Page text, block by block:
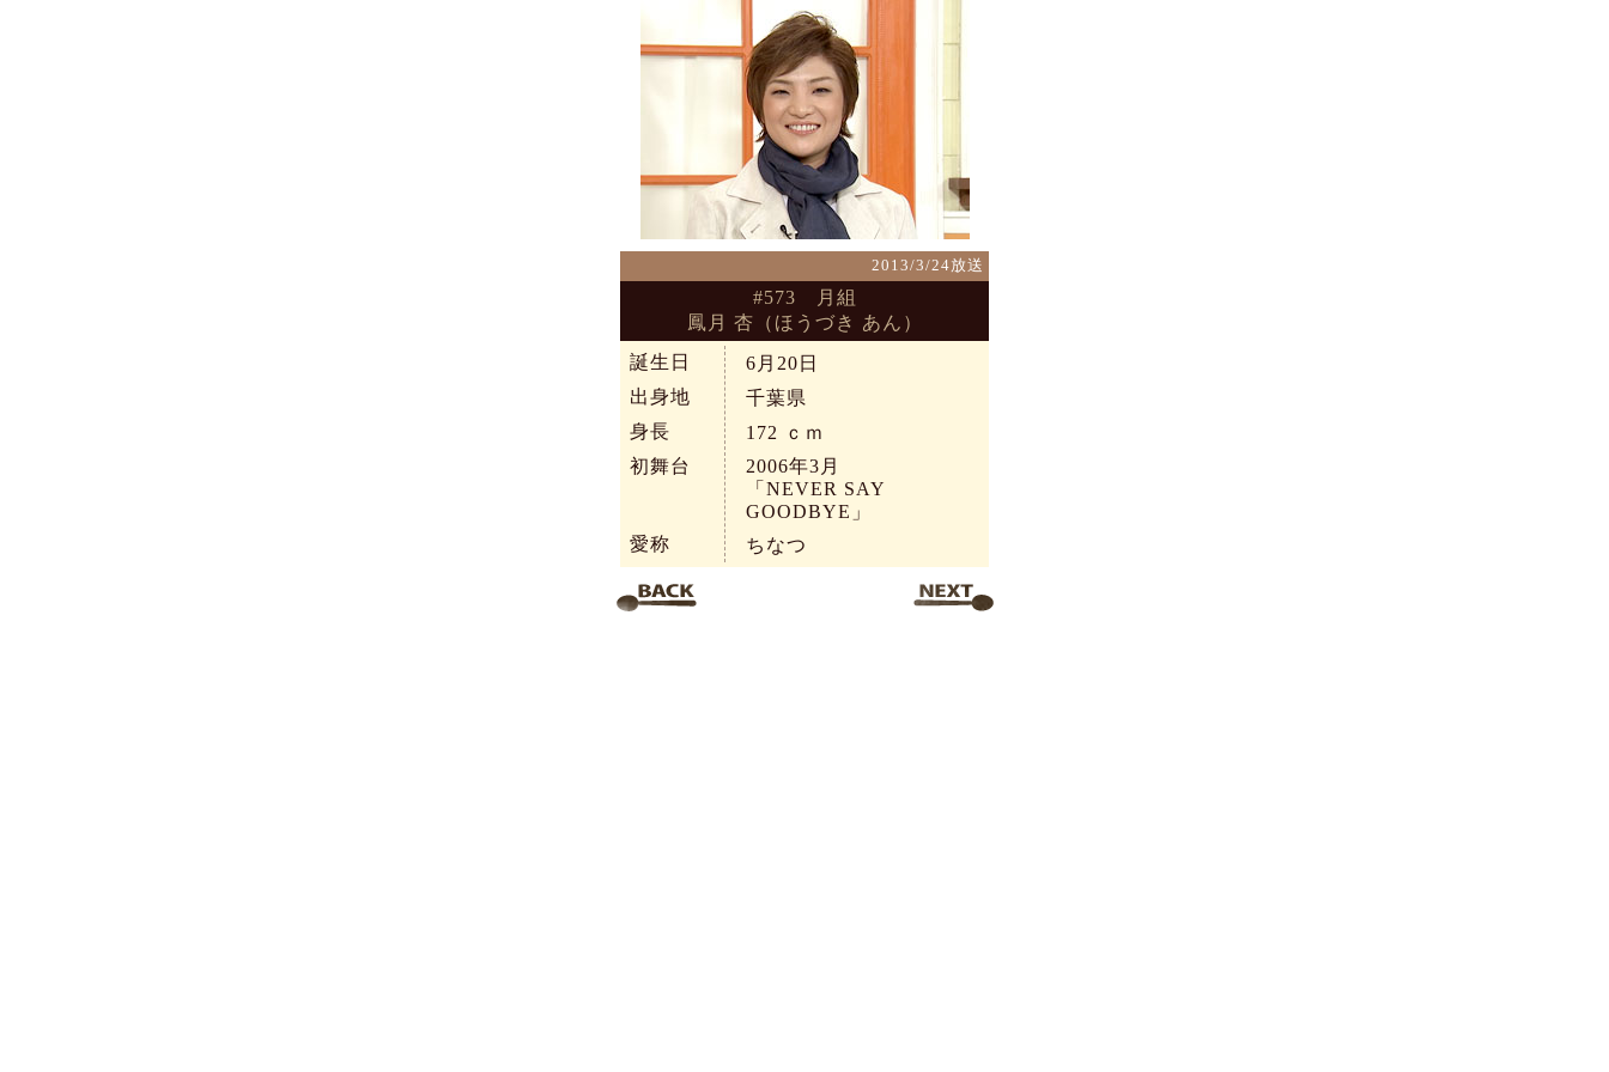
2013/3/24放送
#573 月組
鳳月 杏（ほうづき あん）
誕生日
6月20日
出身地
千葉県
身長
172
ｃｍ
初舞台
2006年3月
「NEVER SAY
GOODBYE」
愛称
ちなつ